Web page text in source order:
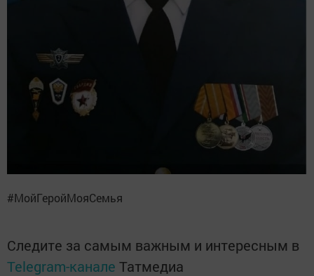
#МойГеройМояСемья
Следите за самым важным и интересным в
Telegram-канале Татмедиа